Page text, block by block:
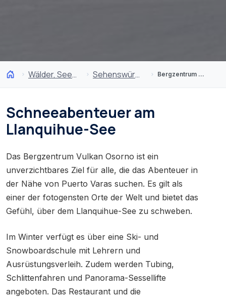
Wälder, Seen und Vulkane Sehenswürdigkeiten Bergzentrum Volcán Osorno
Schneeabenteuer am
Llanquihue-See
Das Bergzentrum Vulkan Osorno ist ein
unverzichtbares Ziel für alle, die das Abenteuer in
der Nähe von Puerto Varas suchen. Es gilt als
einer der fotogensten Orte der Welt und bietet das
Gefühl, über dem Llanquihue-See zu schweben.
Im Winter verfügt es über eine Ski- und
Snowboardschule mit Lehrern und
Ausrüstungsverleih. Zudem werden Tubing,
Schlittenfahren und Panorama-Sessellifte
angeboten. Das Restaurant und die